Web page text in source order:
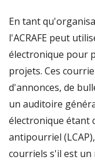
En tant
l'ACRAFE peut
électronique pour
projets. Ces
d'annonces, de
un auditoire
électronique étant
antipourriel
courriels s'il est un